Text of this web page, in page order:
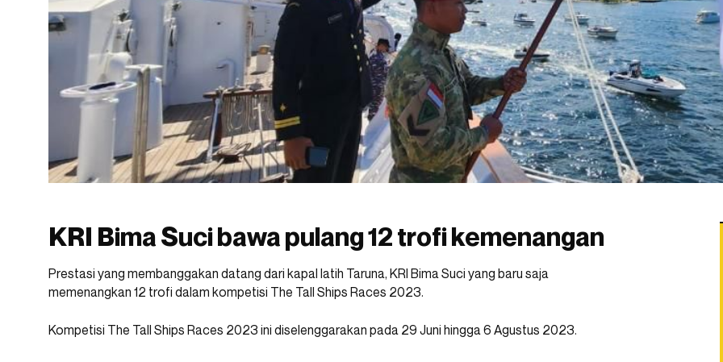
KRI Bima Suci bawa pulang 12 trofi kemenangan
Prestasi yang membanggakan datang dari kapal latih Taruna, KRI Bima Suci yang baru saja
memenangkan 12 trofi dalam kompetisi The Tall Ships Races 2023.
Kompetisi The Tall Ships Races 2023 ini diselenggarakan pada 29 Juni hingga 6 Agustus 2023.